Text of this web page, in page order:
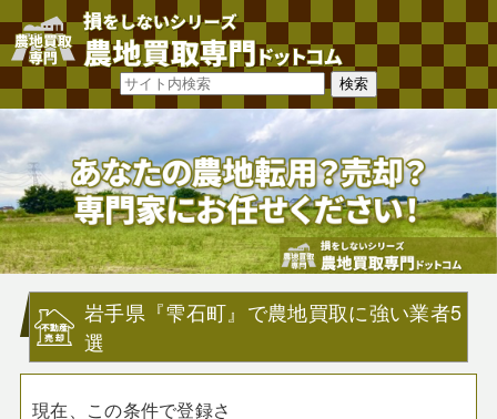
岩手県『雫石町』で農地買取に強い業者5
選
現在、この条件で登録さ